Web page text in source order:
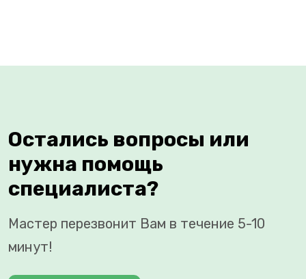
Остались вопросы или
нужна помощь
специалиста?
Мастер перезвонит Вам в течение 5-10
минут!